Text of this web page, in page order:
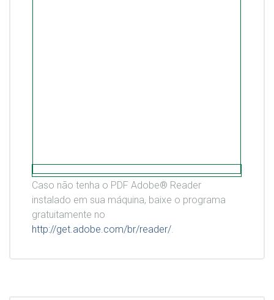
Caso não tenha o PDF Adobe® Reader
instalado em sua máquina, baixe o programa
gratuitamente no
http://get.adobe.com/br/reader/.